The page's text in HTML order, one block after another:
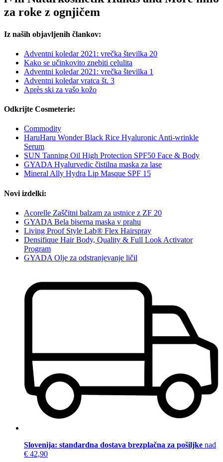
za roke z ognjičem
Iz naših objavljenih člankov:
Adventni koledar 2021: vrečka številka 20
Kako se učinkovito znebiti celulita
Adventni koledar 2021: vrečka številka 1
Adventni koledar vratca št. 3
Après ski za vašo kožo
Odkrijte Cosmeterie:
Commodity
HaruHaru Wonder Black Rice Hyaluronic Anti-wrinkle
Serum
SUN Tanning Oil High Protection SPF50 Face & Body
GYADA Hyalurvedic čistilna maska za lase
Mineral Ally Hydra Lip Masque SPF 15
Novi izdelki:
Acorelle Zaščitni balzam za ustnice z ZF 20
GYADA Bela biserna maska v prahu
Living Proof Style Lab® Flex Hairspray
Densifique Hair Body, Quality & Full Look Activator
Program
GYADA Olje za odstranjevanje ličil
Slovenija: standardna dostava brezplačna za pošiljke nad
€ 42,90